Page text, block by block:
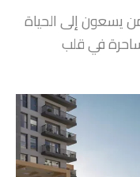
يسعون إلى الحياة
في قلب